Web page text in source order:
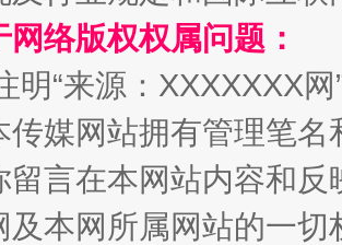
大球赛在茂县开幕 规模
络版权权属问题：
明“来源：XXXXXXX
传媒网站拥有管理笔
留言在本网站内容和
及本网所属网站的一